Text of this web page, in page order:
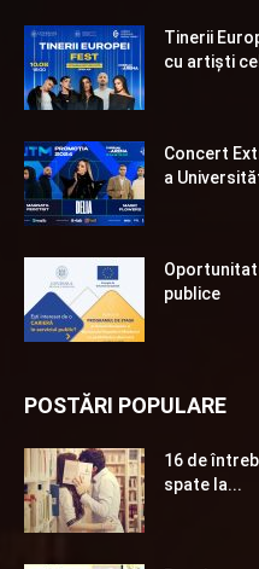
Tinerii
cu artiști
Concert
a
publice
POSTĂRI POPULARE
16 de
spate la...